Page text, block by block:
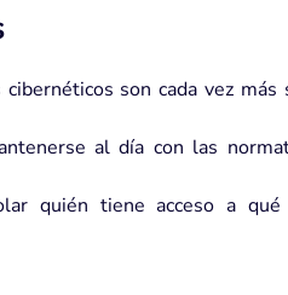
son cada vez
al día con las
quién tiene acceso a